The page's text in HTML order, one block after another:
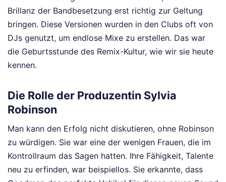
Brillanz der Bandbesetzung erst richtig zur Geltung
bringen. Diese Versionen wurden in den Clubs oft von
DJs genutzt, um endlose Mixe zu erstellen. Das war
die Geburtsstunde des Remix-Kultur, wie wir sie heute
kennen.
Die Rolle der Produzentin Sylvia
Robinson
Man kann den Erfolg nicht diskutieren, ohne Robinson
zu würdigen. Sie war eine der wenigen Frauen, die im
Kontrollraum das Sagen hatten. Ihre Fähigkeit, Talente
neu zu erfinden, war beispiellos. Sie erkannte, dass